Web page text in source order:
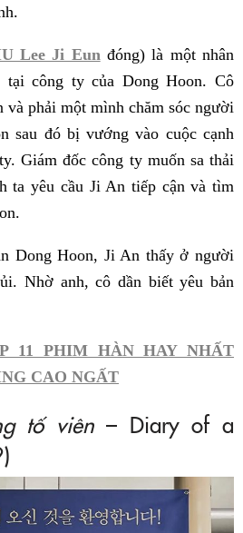
Lee Ji Eun đóng) là một nhân
công ty của Dong Hoon. Cô
và phải một mình chăm sóc người
sau đó bị vướng vào cuộc cạnh
Giám đốc công ty muốn sa thải
ta yêu cầu Ji An tiếp cận và tìm
Dong Hoon, Ji An thấy ở người
Nhờ anh, cô dần biết yêu bản
11 PHIM HÀN HAY NHẤT
CAO NGẤT
tố viên– Diary of a